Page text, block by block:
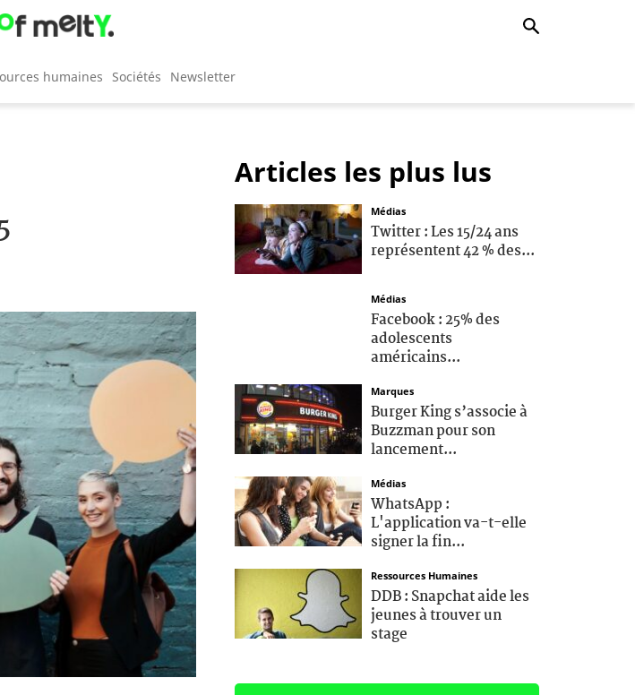
humaines Sociétés Newsletter
Articles les plus lus
Médias
Twitter : Les 15/24 ans
représentent 42 % des...
Médias
Facebook : 25% des
adolescents
américains...
Marques
Burger King s’associe à
Buzzman pour son
lancement...
Médias
WhatsApp :
L'application va-t-elle
signer la fin...
Ressources Humaines
DDB : Snapchat aide les
jeunes à trouver un
stage